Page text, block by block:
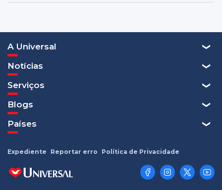
A Universal
Notícias
Serviços
Blogs
Países
Expediente Reportar erro Política de Privacidade